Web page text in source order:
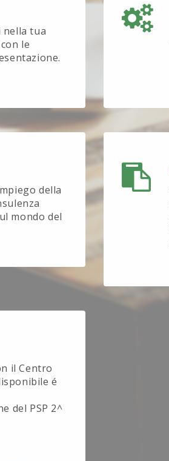
nella tua
le
della
mondo del
il Centro
é
del PSP 2^